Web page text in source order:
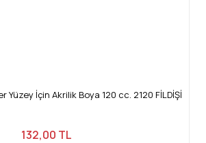
İçin Akrilik Boya 120 cc. 2120 FİLDİŞİ
132,00 TL